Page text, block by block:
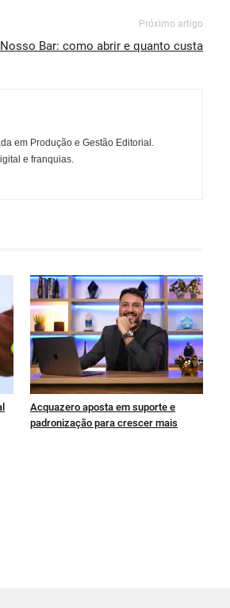
Próximo artigo
Bar: como abrir e quanto custa
em Produção e Gestão Editorial.
e franquias.
Acquazero aposta em suporte e
padronização para crescer mais